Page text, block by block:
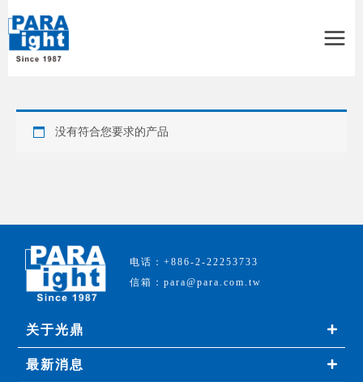
Menu
没有符合您要求的产品
电话：+886-2-22253733
信箱：para@para.com.tw
关于光鼎
最新消息